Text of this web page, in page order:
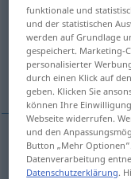
Übersicht aller
(Für mehr Details die
anlegen
anlegen anlegge
funktionale und
und der statistischen
werden auf Grundlage
gespeichert. Marketing-
personalisierter
durch einen Klick auf
geben. Klicken Sie
können Ihre
Webseite widerrufen.
und den
Button „Mehr
Datenverarbeitung
Datenschutzerklärung.